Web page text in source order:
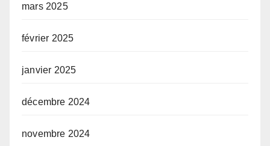
mars 2025
février 2025
janvier 2025
décembre 2024
novembre 2024